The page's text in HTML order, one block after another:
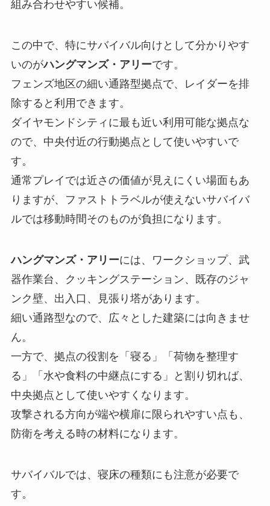
組み合わせやすい候補。
この中で、特にサバイバル向けとして分かりやす
いのがハングマンズ・アリーです。
フェンズ地区の細い通路型拠点で、レイダーを排
除すると利用できます。
ダイヤモンドシティに最も近い利用可能な拠点な
ので、中央付近の行動拠点として使いやすいで
す。
通常プレイでは近さの価値が見えにくい場面もあ
りますが、ファストトラベルが使えないサバイバ
ルでは移動時間そのものが負担になります。
ハングマンズ・アリーには、ワークショップ、武
器作業台、クッキングステーション、既存のジャ
ンク壁、出入口、見張り塔があります。
細い通路型なので、広々とした建築には向きませ
ん。
一方で、拠点の役割を「寝る」「荷物を整理す
る」「水や食料の中継点にする」と割り切れば、
中央拠点として使いやすくなります。
攻撃される方向が端や横扉に限られやすい点も、
防衛を考える時の材料になります。
サバイバルでは、寝床の種類にも注意が必要で
す。